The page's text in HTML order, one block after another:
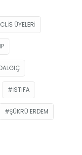
ÜYELERI
ISTIFA
ŞÜKRÜ ERDEM